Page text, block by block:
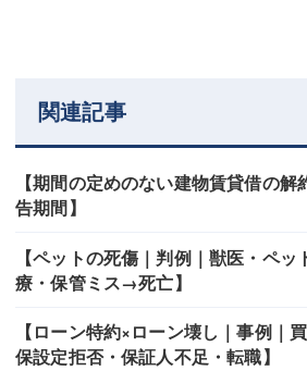
関連記事
【期間の定めのない建物賃貸借の
告期間】
【ペットの死傷｜判例｜獣医・ペッ
療・保管ミス→死亡】
【ローン特約×ローン壊し｜事例｜
保設定拒否・保証人不足・転職】